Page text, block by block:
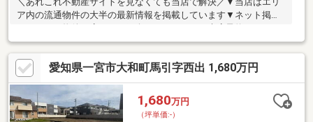
ア内の流通物件の大半の最新情報を掲載しています▼ネット掲載
ードPayプレゼント♪《神山小学校 徒歩約19分/中部中学校 徒歩
約26分》【おすすめポイント】◆建築条件なし◆更地◆約40坪◆
前面道路約7.6ｍ※写真をクリックすると、詳細をご覧いただけま
す
愛知県一宮市大和町馬引字西出 1,680万円
1,680万円
（坪単価:-）